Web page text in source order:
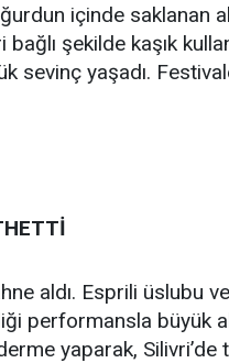
içinde saklanan
şekilde kaşık
sevinç yaşadı.
aldı. Esprili üslubu ve
büyük
yaparak, Silivri’de